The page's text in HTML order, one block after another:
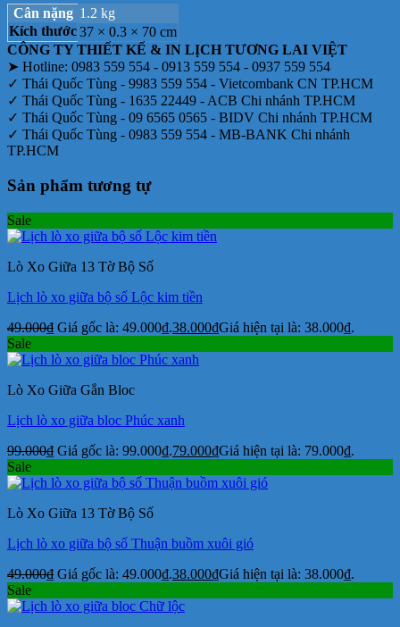
Cân nặng 1.2 kg
Kích thước37 × 0.3 × 70 cm
CÔNG TY THIẾT KẾ & IN LỊCH TƯƠNG LAI VIỆT
➤ Hotline: 0983 559 554 - 0913 559 554 - 0937 559 554
✓ Thái Quốc Tùng - 9983 559 554 - Vietcombank CN TP.HCM
✓ Thái Quốc Tùng - 1635 22449 - ACB Chi nhánh TP.HCM
✓ Thái Quốc Tùng - 09 6565 0565 - BIDV Chi nhánh TP.HCM
✓ Thái Quốc Tùng - 0983 559 554 - MB-BANK Chi nhánh
TP.HCM
Sản phẩm tương tự
Sale
Lò Xo Giữa 13 Tờ Bộ Số
Lịch lò xo giữa bộ số Lộc kim tiền
49.000₫ Giá gốc là: 49.000₫.38.000₫Giá hiện tại là: 38.000₫.
Sale
Lò Xo Giữa Gắn Bloc
Lịch lò xo giữa bloc Phúc xanh
99.000₫ Giá gốc là: 99.000₫.79.000₫Giá hiện tại là: 79.000₫.
Sale
Lò Xo Giữa 13 Tờ Bộ Số
Lịch lò xo giữa bộ số Thuận buồm xuôi gió
49.000₫ Giá gốc là: 49.000₫.38.000₫Giá hiện tại là: 38.000₫.
Sale